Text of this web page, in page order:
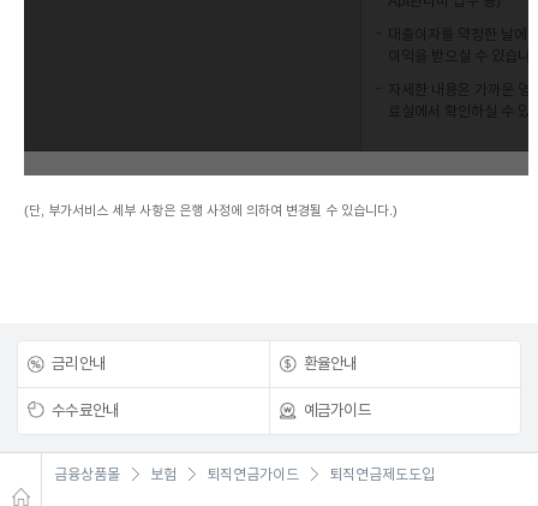
대출이자를 약정한 날에
이익을 받으실 수 있습니
자세한 내용은 가까운
료실에서 확인하실 수 있
(단, 부가서비스 세부 사항은 은행 사정에 의하여 변경될 수 있습니다.)
금리안내 환율안내
수수료안내 예금가이드
금융상품몰 보험 퇴직연금가이드 퇴직연금제도도입